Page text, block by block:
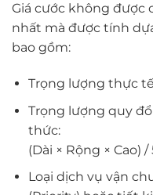
Giá cước không
nhất mà được tính
bao gồm:
Trọng lượng thực
Trọng lượng quy
thức:
(Dài × Rộng × Cao)
Loại dịch vụ vận